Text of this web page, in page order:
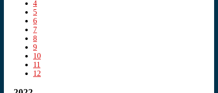
4
5
6
7
8
9
10
11
12